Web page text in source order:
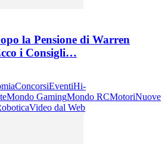
la Pensione di Warren
i Consigli…
ConcorsiEventiHi-
Mondo GamingMondo RCMotoriNuove
Video dal Web